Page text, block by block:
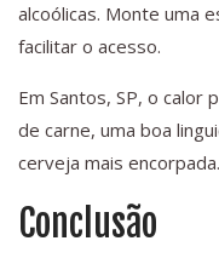
alcoólicas. Monte uma
facilitar o acesso.
Em Santos, SP, o calor
de carne, uma boa
cerveja mais encorpada.
Conclusão